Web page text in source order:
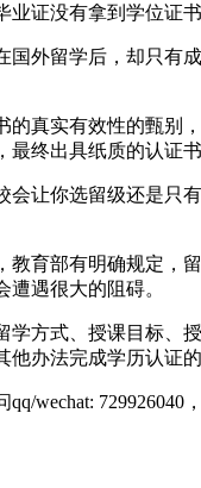
证没有拿到学位证
外留学后，却只有
真实有效性的甄别
终出具纸质的认证书
让你选留级还是只
育部有明确规定，
遇很大的阻碍。
方式、授课目标、
办法完成学历认证的
wechat: 729926040